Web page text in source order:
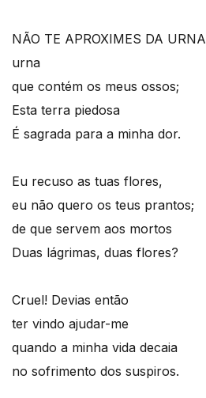
NÃO TE APROXIMES DA URNA
urna
que contém os meus ossos;
Esta terra piedosa
É sagrada para a minha dor.
Eu recuso as tuas flores,
eu não quero os teus prantos;
de que servem aos mortos
Duas lágrimas, duas flores?
Cruel! Devias então
ter vindo ajudar-me
quando a minha vida decaia
no sofrimento dos suspiros.